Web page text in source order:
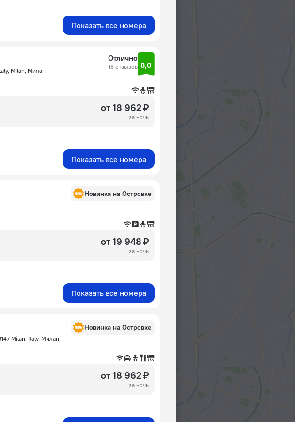
Показать все номера
Milan, Милан
Отлично
18 отзывов 8,0
от 18 962 ₽
за ночь
Показать все номера
Новинка на Островке
от 19 948 ₽
за ночь
Показать все номера
Milan, Italy, Милан
Новинка на Островке
от 18 962 ₽
за ночь